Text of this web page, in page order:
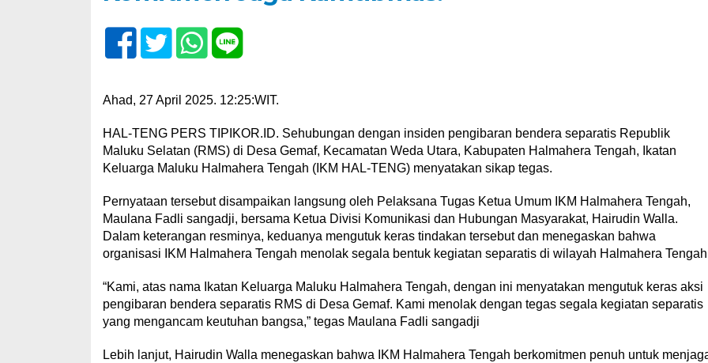
Ahad, 27 April 2025. 12:25:WIT.
HAL-TENG PERS TIPIKOR.ID. Sehubungan dengan insiden pengibaran bendera separatis Republik
Maluku Selatan (RMS) di Desa Gemaf, Kecamatan Weda Utara, Kabupaten Halmahera Tengah, Ikatan
Keluarga Maluku Halmahera Tengah (IKM HAL-TENG) menyatakan sikap tegas.
Pernyataan tersebut disampaikan langsung oleh Pelaksana Tugas Ketua Umum IKM Halmahera Tengah,
Maulana Fadli sangadji, bersama Ketua Divisi Komunikasi dan Hubungan Masyarakat, Hairudin Walla.
Dalam keterangan resminya, keduanya mengutuk keras tindakan tersebut dan menegaskan bahwa
organisasi IKM Halmahera Tengah menolak segala bentuk kegiatan separatis di wilayah Halmahera
“Kami, atas nama Ikatan Keluarga Maluku Halmahera Tengah, dengan ini menyatakan mengutuk keras aksi
pengibaran bendera separatis RMS di Desa Gemaf. Kami menolak dengan tegas segala kegiatan separatis
yang mengancam keutuhan bangsa,” tegas Maulana Fadli sangadji
Lebih lanjut, Hairudin Walla menegaskan bahwa IKM Halmahera Tengah berkomitmen penuh untuk